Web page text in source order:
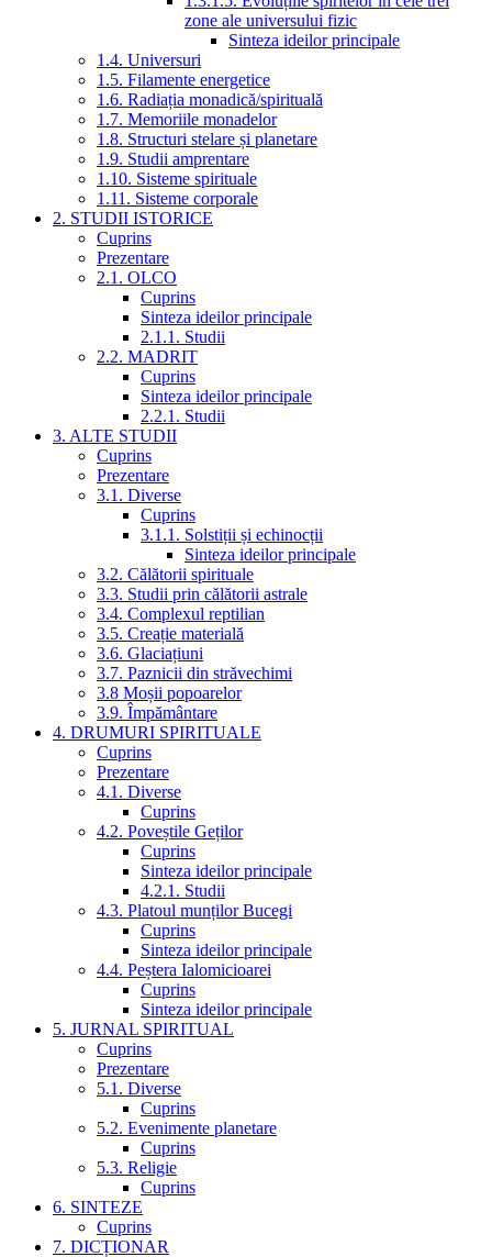
zone ale universului fizic
Sinteza ideilor principale
1.4. Universuri
1.5. Filamente energetice
1.6. Radiația monadică/spirituală
1.7. Memoriile monadelor
1.8. Structuri stelare și planetare
1.9. Studii amprentare
1.10. Sisteme spirituale
1.11. Sisteme corporale
2. STUDII ISTORICE
Cuprins
Prezentare
2.1. OLCO
Cuprins
Sinteza ideilor principale
2.1.1. Studii
2.2. MADRIT
Cuprins
Sinteza ideilor principale
2.2.1. Studii
3. ALTE STUDII
Cuprins
Prezentare
3.1. Diverse
Cuprins
3.1.1. Solstiții și echinocții
Sinteza ideilor principale
3.2. Călătorii spirituale
3.3. Studii prin călătorii astrale
3.4. Complexul reptilian
3.5. Creație materială
3.6. Glaciațiuni
3.7. Paznicii din străvechimi
3.8 Moșii popoarelor
3.9. Împământare
4. DRUMURI SPIRITUALE
Cuprins
Prezentare
4.1. Diverse
Cuprins
4.2. Poveștile Geților
Cuprins
Sinteza ideilor principale
4.2.1. Studii
4.3. Platoul munților Bucegi
Cuprins
Sinteza ideilor principale
4.4. Peștera Ialomicioarei
Cuprins
Sinteza ideilor principale
5. JURNAL SPIRITUAL
Cuprins
Prezentare
5.1. Diverse
Cuprins
5.2. Evenimente planetare
Cuprins
5.3. Religie
Cuprins
6. SINTEZE
Cuprins
7. DICȚIONAR